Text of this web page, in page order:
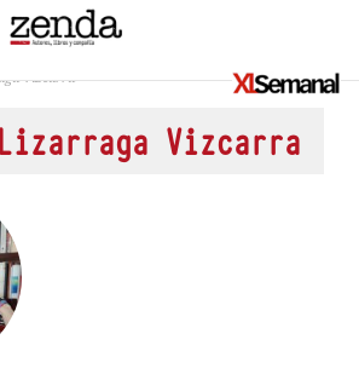
Vizcarra
Vizcarra